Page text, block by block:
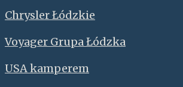
Chrysler Łódzkie
Voyager Grupa Łódzka
USA kamperem